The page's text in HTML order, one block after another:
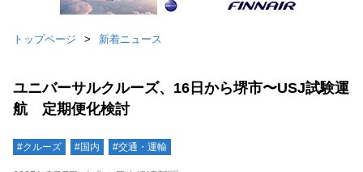
トップページ 新着ニュース
ユニバーサルクルーズ、16日から堺市〜USJ試験運
航 定期便化検討
#クルーズ #国内 #交通・運輸